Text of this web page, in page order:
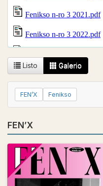
Listo Galerio
FEN’X Fenikso
FEN’X